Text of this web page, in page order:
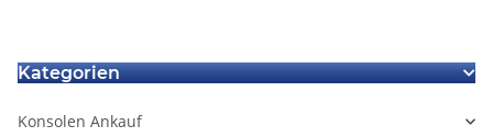
Kategorien
Konsolen Ankauf